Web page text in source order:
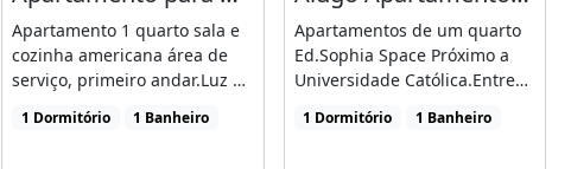
Apartamento 1 quarto sala e
cozinha americana área de
serviço, primeiro andar.Luz e
1 Dormitório 1 Banheiro
Apartamentos de um quarto
Ed.Sophia Space Próximo a
Universidade Católica.Entre
[...]
1 Dormitório 1 Banheiro